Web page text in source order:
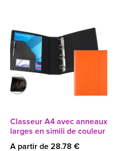
Classeur A4 avec anneaux
larges en simili de couleur
A partir de 28.78 €